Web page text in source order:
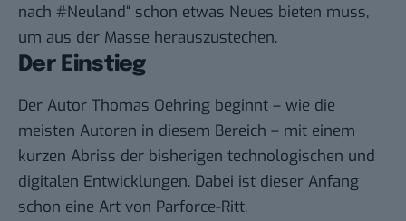
nach #Neuland“ schon etwas Neues bieten muss,
um aus der Masse herauszustechen.
Der Einstieg
Der Autor Thomas Oehring beginnt – wie die
meisten Autoren in diesem Bereich – mit einem
kurzen Abriss der bisherigen technologischen und
digitalen Entwicklungen. Dabei ist dieser Anfang
schon eine Art von Parforce-Ritt.